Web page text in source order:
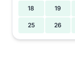
18 19
25 26